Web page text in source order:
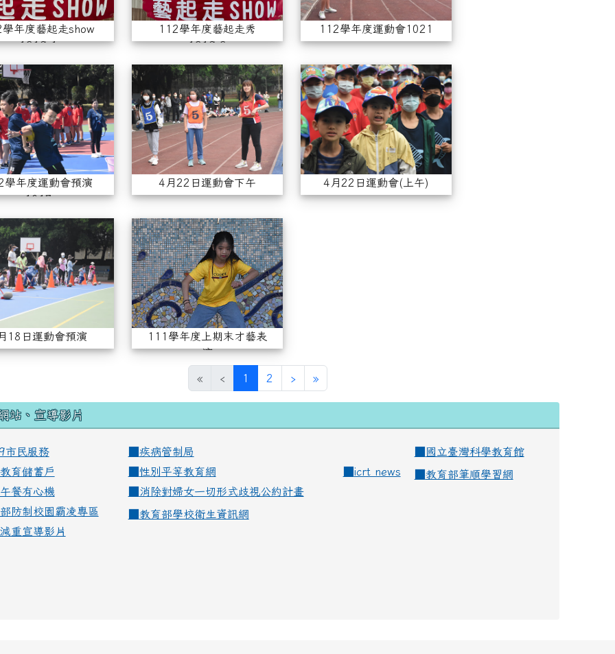
年度藝起走show
1219-1
112學年度藝起走秀
1219-2
112學年度運動會1021
112學年度運動會預演1017
學年度運動會預演
1017
4月22日運動會下午
4月22日運動會下午
4月22日運動會(上午)
4月22日運動會(上午)
4月18日運動會預演
18日運動會預演
111學年度上期末才藝表演
111學年度上期末才藝表
演
« ‹ 1 (current)
2 › »
站、宣導影片
民服務 疾病管制局
國立臺灣科學教育館
育儲蓄戶
性別平等教育網 icrt news
教育部筆順學習網
餐有心機
消除對婦女一切形式歧視公約計畫
防制校園霸凌專區
教育部學校衛生資訊網
重宣導影片